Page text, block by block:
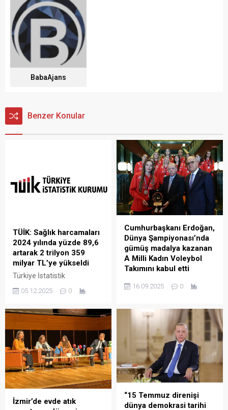
BabaAjans
Benzer Konular
TÜİK: Sağlık harcamaları
2024 yılında yüzde 89,6
artarak 2 trilyon 359
milyar TL’ye yükseldi
Türkiye İstatistik
Kurumu’nun (TÜİK)
verilerine göre, Türkiye’nin
2024 yılında bir önceki yıla
trilyon 359 milyar TL’ye
yükseldi. Sağlık
harcamalarının yüzde 76,1’i
genel devlet bütçesinden
karşılanırken, özel sektör
harcamalarında yüzde
101,8’lik artış gerçekleşti.
Kişi başına sağlık harcaması
05.12.2025 0
Cumhurbaşkanı Erdoğan,
Dünya Şampiyonası’nda
gümüş madalya kazanan
A Milli Kadın Voleybol
Takımını kabul etti
Tayyip Erdoğan, 2025 FIVB
gümüş madalya kazanan A
Milli Kadın Voleybol Takımını
kabul etti. Cumhurbaşkanı
Erdoğan, Cumhurbaşkanlığı
Külliyesi’nde 2025 FIVB
Dünya Şampiyonası’nda
gümüş madalya kazanan A
Millî Kadın Voleybol Takımı
oyuncu, teknik ekip ve
yöneticilerinden oluşan
16.09.2025 0
İzmir’de evde atık
“15 Temmuz direnişi
dünya demokrasi tarihi